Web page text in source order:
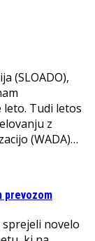
(SLOADO),
Tudi letos
z
(WADA)…
prevozom
novelo